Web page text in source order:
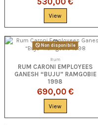
View
Non disponibile
Rum
RUM CARONI EMPLOYEES
GANESH “BUJU” RAMGOBIE
1998
690,00 €
View